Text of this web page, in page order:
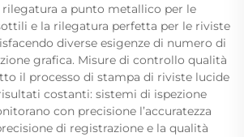
a punto metallico per le
e la rilegatura perfetta per le riviste
diverse esigenze di numero di
grafica. Misure di controllo qualità
il processo di stampa di riviste lucide
costanti: sistemi di ispezione
con precisione l’accuratezza
di registrazione e la qualità